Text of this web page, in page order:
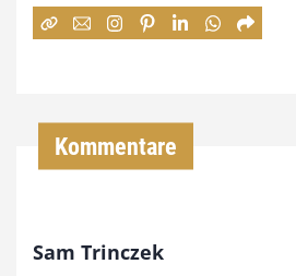
:
Kommentare
Sam Trinczek